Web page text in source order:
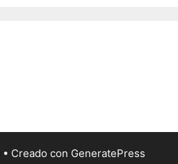
• Creado con GeneratePress